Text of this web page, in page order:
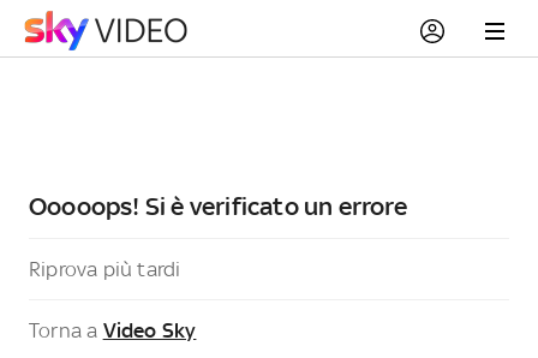
Ooooops! Si è verificato un errore
Riprova più tardi
Torna a Video Sky